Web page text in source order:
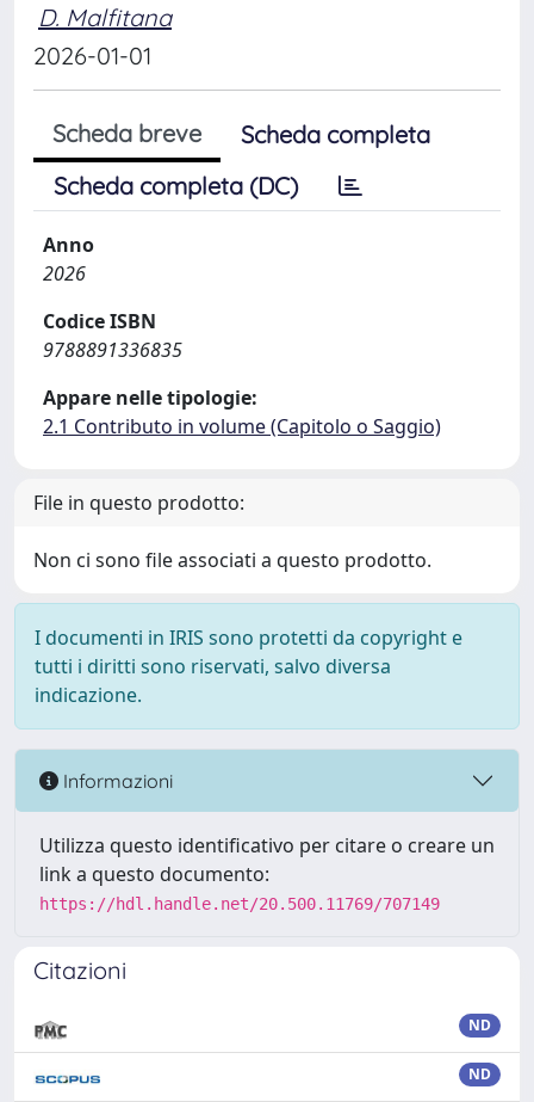
D. Malfitana
2026-01-01
Scheda breve
Scheda completa
Scheda completa (DC)
Anno
2026
Codice ISBN
9788891336835
Appare nelle tipologie:
2.1 Contributo in volume (Capitolo o Saggio)
File in questo prodotto:
Non ci sono file associati a questo prodotto.
I documenti in IRIS sono protetti da copyright e
tutti i diritti sono riservati, salvo diversa
indicazione.
Informazioni
Utilizza questo identificativo per citare o creare un
link a questo documento:
https://hdl.handle.net/20.500.11769/707149
Citazioni
ND
ND